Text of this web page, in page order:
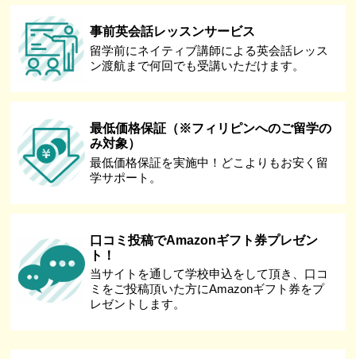
事前英会話レッスンサービス
留学前にネイティブ講師による英会話レッス
ン渡航まで何回でも受講いただけます。
最低価格保証（※フィリピンへのご留学の
み対象）
最低価格保証を実施中！どこよりもお安く留
学サポート。
口コミ投稿でAmazonギフト券プレゼン
ト！
当サイトを通して学校申込をして頂き、口コ
ミをご投稿頂いた方にAmazonギフト券をプ
レゼントします。